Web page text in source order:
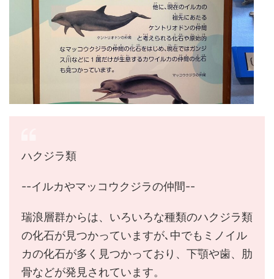
ハクジラ類
--イルカやマッコウクジラの仲間--
瑞浪層群からは、いろいろな種類のハクジラ類
の化石が見つかっていますが､中でもミノイル
カの化石が多く見つかっており、下顎や歯、肋
骨などが発見されています。